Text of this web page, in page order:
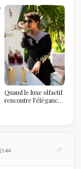
Quand le luxe olfactif
rencontre l’élégance